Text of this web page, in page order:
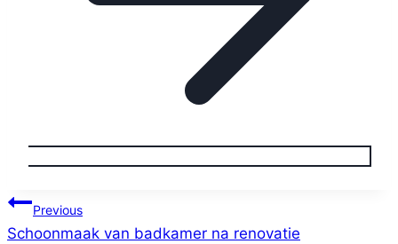
Berichtnavigatie
Previous
Schoonmaak van badkamer na renovatie